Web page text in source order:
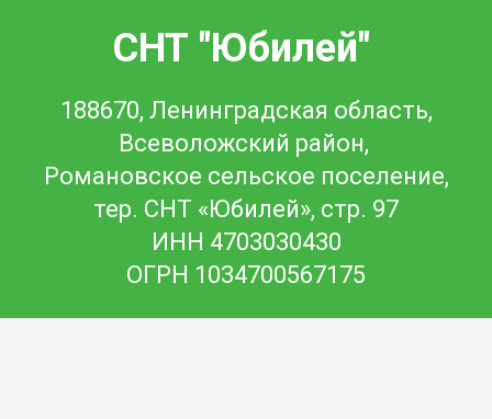
СНТ "Юбилей"
188670, Ленинградская область,
Всеволожский район,
Романовское сельское поселение,
тер. СНТ «Юбилей», стр. 97
ИНН 4703030430
ОГРН 1034700567175